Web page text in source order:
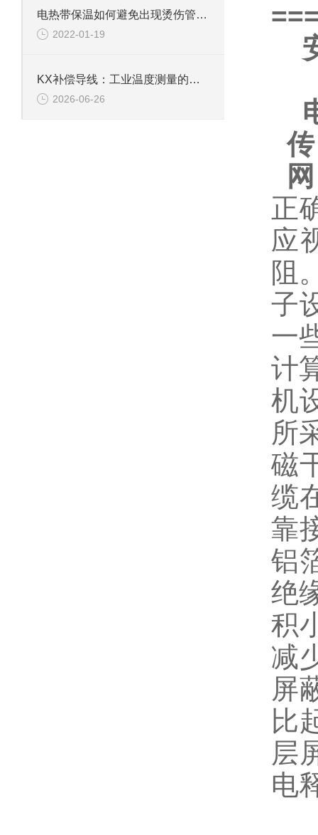
电热带保温如何避免出现烫伤管道的情况
2022-01-19
KX补偿导线：工业温度测量的可靠桥梁
2026-06-26
传
网
正
应
阻
子
一
计
机
所
磁
缆
靠
铝
绝
积
减
屏
比
层
电